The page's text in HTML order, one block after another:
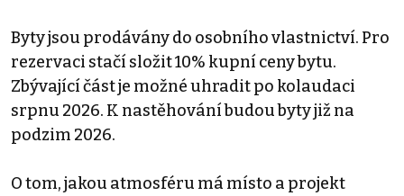
Byty jsou prodávány do osobního vlastnictví. Pro
rezervaci stačí složit 10% kupní ceny bytu.
Zbývající část je možné uhradit po kolaudaci
srpnu 2026. K nastěhování budou byty již na
podzim 2026.
O tom, jakou atmosféru má místo a projekt